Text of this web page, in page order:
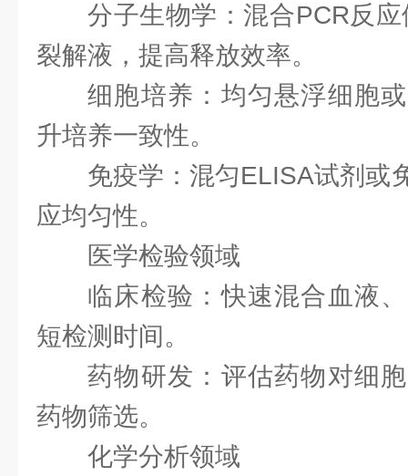
分子生物学：混合PCR反
裂解液，提高释放效率。
细胞培养：均匀悬浮细胞
升培养一致性。
免疫学：混匀ELISA试剂或
应均匀性。
医学检验领域
临床检验：快速混合血液
短检测时间。
药物研发：评估药物对细
药物筛选。
化学分析领域